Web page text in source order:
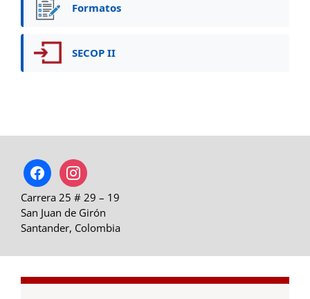
Formatos
SECOP II
facebookinstagram
Carrera 25 # 29 – 19
San Juan de Girón
Santander, Colombia